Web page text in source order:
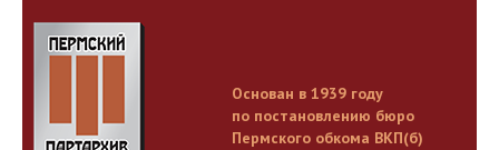
Основан в 1939 году
по постановлению бюро
Пермского обкома ВКП(б)